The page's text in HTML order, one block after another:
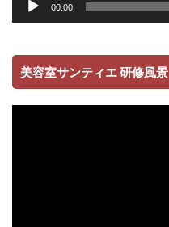
00:00
美容室サンティエ 研修風景
動